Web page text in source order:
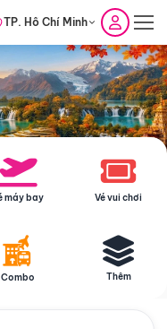
TP. Hồ Chí Minh
máy bay Vé vui chơi
Combo Thêm